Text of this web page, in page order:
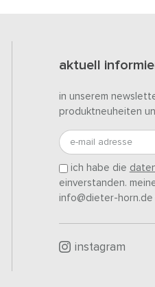
aktuell
in unserem
produktneuheiten
e-mail adresse
ich habe die
einverstanden.
info@dieter-horn.de
instagram